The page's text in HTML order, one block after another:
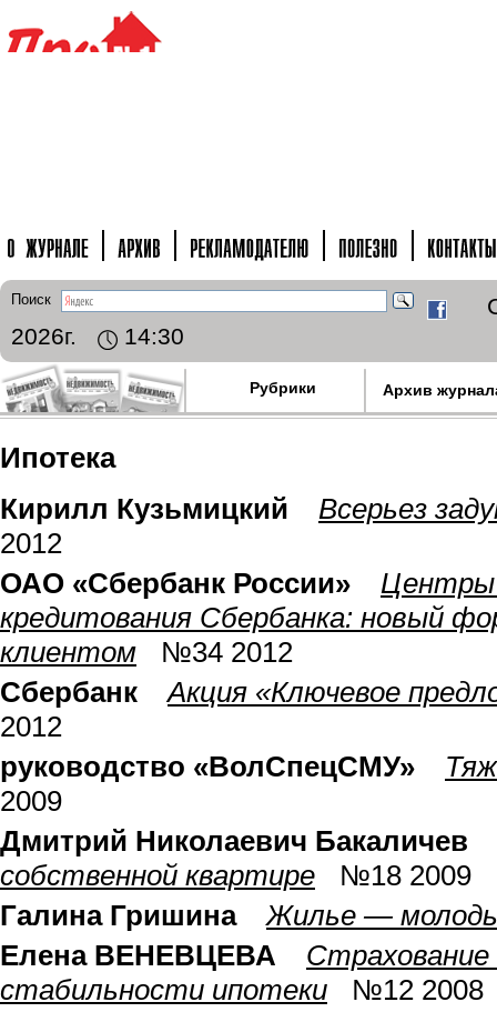
Поиск
2026г.
14:30
Рубрики Архив
Ипотека
Кирилл Кузьмицкий
Всерьез
2012
ОАО «Сбербанк России»
Центры
кредитования Сбербанка: новый
клиентом
№34 2012
Сбербанк
Акция «Ключевое
2012
руководство «ВолСпецСМУ»
2009
Дмитрий Николаевич Бакаличев
собственной квартире
№18 2009
Галина Гришина
Жилье —
Елена ВЕНЕВЦЕВА
Страхование
стабильности ипотеки
№12 2008